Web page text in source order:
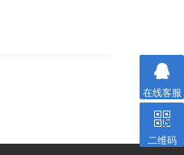
在线客服
二维码